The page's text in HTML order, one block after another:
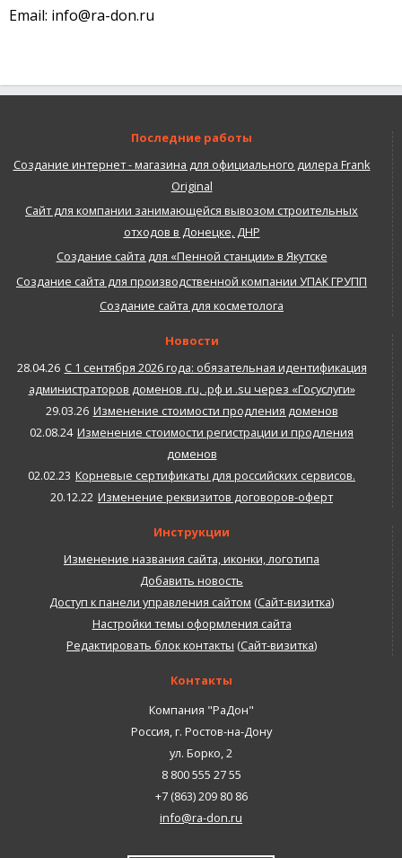
Email: info@ra-don.ru
Последние работы
Создание интернет - магазина для официального дилера Frank
Original
Сайт для компании занимающейся вывозом строительных
отходов в Донецке, ДНР
Создание сайта для «Пенной станции» в Якутске
Создание сайта для производственной компании УПАК ГРУПП
Создание сайта для косметолога
Новости
28.04.26 С 1 сентября 2026 года: обязательная идентификация
администраторов доменов .ru, .рф и .su через «Госуслуги»
29.03.26 Изменение стоимости продления доменов
02.08.24 Изменение стоимости регистрации и продления
доменов
02.02.23 Корневые сертификаты для российских сервисов.
20.12.22 Изменение реквизитов договоров-оферт
Инструкции
Изменение названия сайта, иконки, логотипа
Добавить новость
Доступ к панели управления сайтом (Сайт-визитка)
Настройки темы оформления сайта
Редактировать блок контакты (Сайт-визитка)
Контакты
Компания "РаДон"
Россия,г. Ростов-на-Дону
ул. Борко, 2
8 800 555 27 55
+7 (863) 209 80 86
info@ra-don.ru